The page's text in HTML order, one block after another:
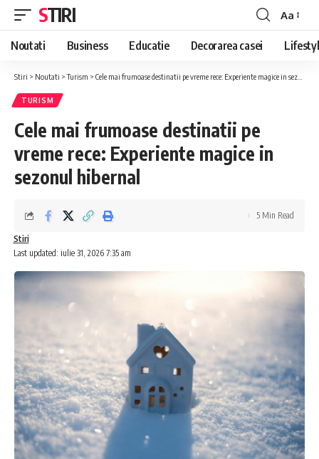
STIRI
Font
Resizer
Aa
Noutati Business Educatie Decorarea casei
Stiri > Noutati >Turism > Cele mai frumoase destinatii pe vreme rece: Experiente magice in sezonul hibernal
TURISM
Cele mai frumoase destinatii pe
vreme rece: Experiente magice in
sezonul hibernal
Last updated: iulie 31, 2026 7:35 am
Stiri
5 Min Read